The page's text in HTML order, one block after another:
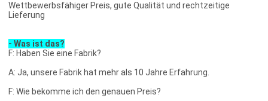
Wettbewerbsfähiger Preis, gute Qualität und rechtzeitige
Lieferung
- Was ist das?
F: Haben Sie eine Fabrik?
A: Ja, unsere Fabrik hat mehr als 10 Jahre Erfahrung.
F: Wie bekomme ich den genauen Preis?